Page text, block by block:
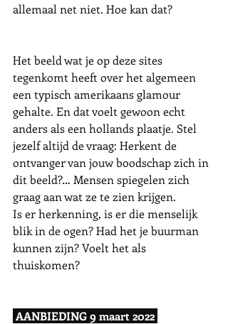
allemaal net niet. Hoe kan dat?
Het beeld wat je op deze sites
tegenkomt heeft over het algemeen
een typisch amerikaans glamour
gehalte. En dat voelt gewoon echt
anders als een hollands plaatje. Stel
jezelf altijd de vraag: Herkent de
ontvanger van jouw boodschap zich in
dit beeld?… Mensen spiegelen zich
graag aan wat ze te zien krijgen.
Is er herkenning, is er die menselijk
blik in de ogen? Had het je buurman
kunnen zijn? Voelt het als
thuiskomen?
AANBIEDING 9 maart 2022